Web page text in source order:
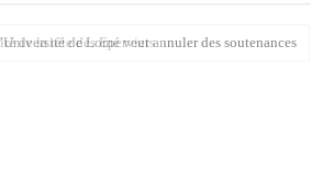
de Lomé veut annuler des soutenances